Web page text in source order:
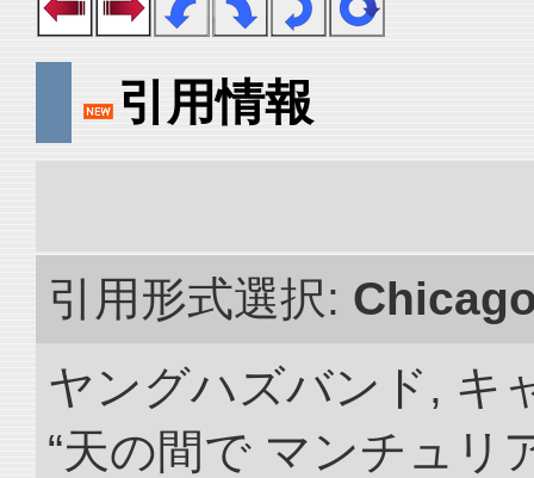
引用情報
引用形式選択:
ヤングハズバンド, キ
“天の間で マンチュリ